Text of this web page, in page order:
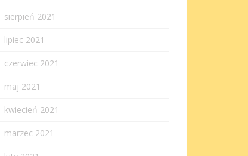
sierpień 2021
lipiec 2021
czerwiec 2021
maj 2021
kwiecień 2021
marzec 2021